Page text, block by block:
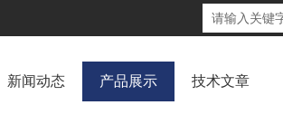
新闻动态 产品展示 技术文章